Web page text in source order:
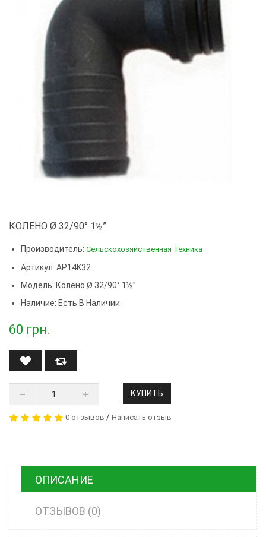
КОЛЕНО Ø 32/90° 1½”
Производитель: Сельскохозяйственная Техника
Артикул: AP14K32
Модель: Колено Ø 32/90° 1½”
Наличие: Есть В Наличии
60 грн.
КУПИТЬ
0 отзывов / Написать отзыв
ОПИСАНИЕ
ОТЗЫВОВ (0)